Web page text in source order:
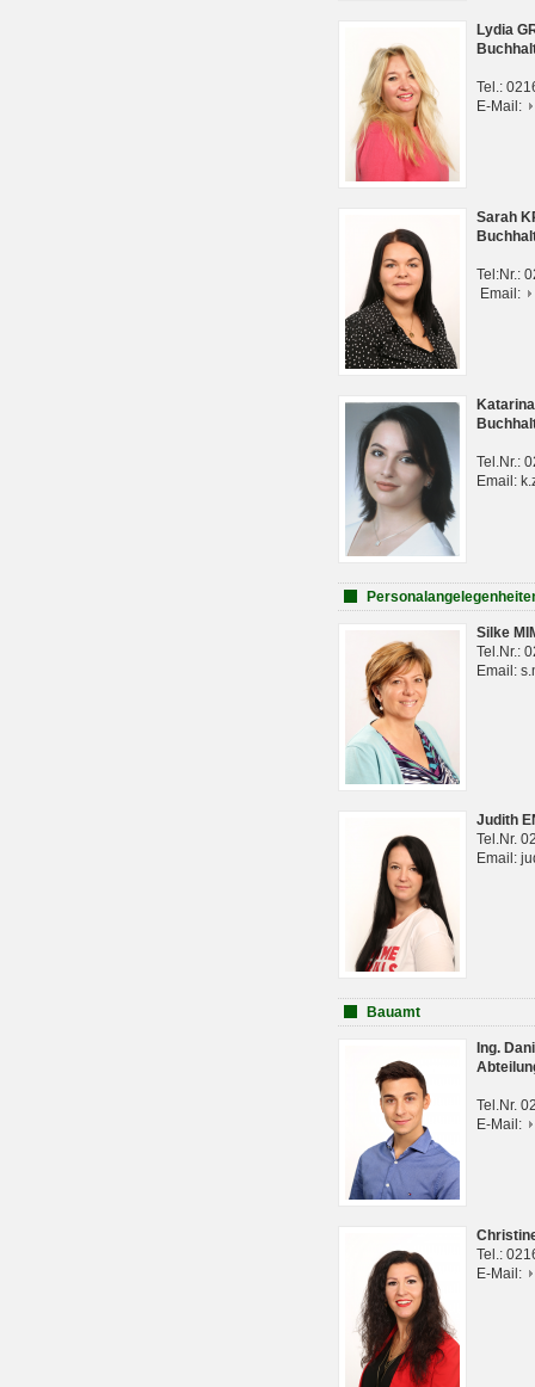
Lydia
Tel.:
E-Mail:
Sarah
Tel:Nr.:
Email:
Tel.Nr.:
Email:
Silke
Tel.Nr.:
Email:
Judith
Tel.Nr.
Email:
Bauamt
Ing.
Tel.Nr.
E-Mail:
Tel.:
E-Mail: